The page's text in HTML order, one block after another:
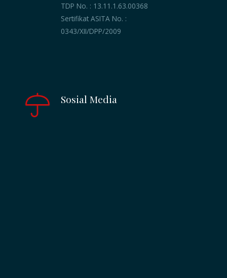
TDP No. : 13.11.1.63.00368
Sertifikat ASITA No. :
0343/XII/DPP/2009
Sosial Media